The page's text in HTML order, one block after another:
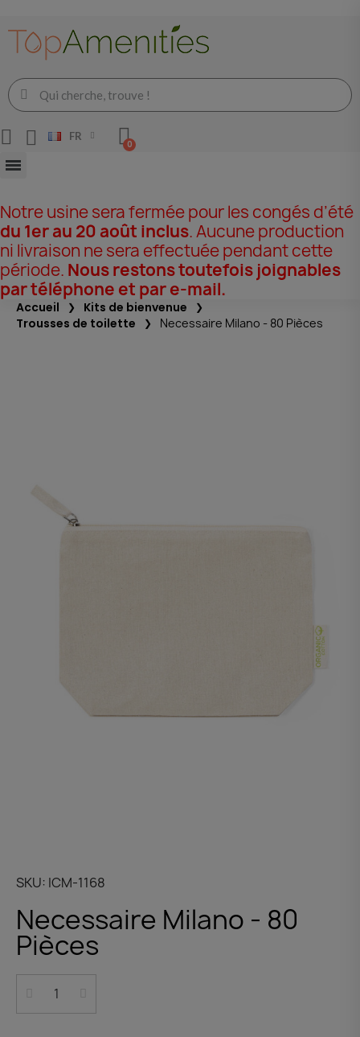
FR
Notre usine sera fermée pour les congés d’été
du 1er au 20 août inclus. Aucune production
ni livraison ne sera effectuée pendant cette
période. Nous restons toutefois joignables
par téléphone et par e-mail.
Accueil
Kits de bienvenue
Trousses de toilette
Necessaire Milano - 80 Pièces
SKU ICM-1168
Necessaire Milano - 80
Pièces